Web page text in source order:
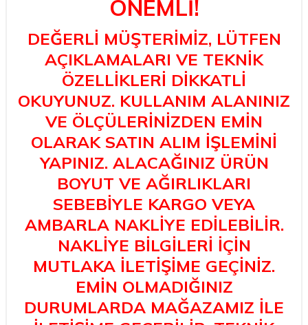
ÖNEMLİ!
DEĞERLİ MÜŞTERİMİZ, LÜTFEN
AÇIKLAMALARI VE TEKNİK
ÖZELLİKLERİ DİKKATLİ
OKUYUNUZ. KULLANIM ALANINIZ
VE ÖLÇÜLERİNİZDEN EMİN
OLARAK SATIN ALIM İŞLEMİNİ
YAPINIZ. ALACAĞINIZ ÜRÜN
BOYUT VE AĞIRLIKLARI
SEBEBİYLE KARGO VEYA
AMBARLA NAKLİYE EDİLEBİLİR.
NAKLİYE BİLGİLERİ İÇİN
MUTLAKA İLETİŞİME GEÇİNİZ.
EMİN OLMADIĞINIZ
DURUMLARDA MAĞAZAMIZ İLE